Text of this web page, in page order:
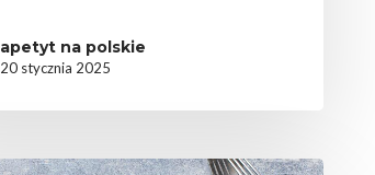
apetyt na polskie
20 stycznia 2025